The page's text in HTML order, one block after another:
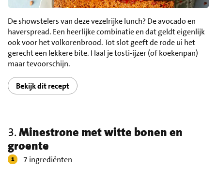
De showstelers van deze vezelrijke lunch? De avocado en
haverspread. Een heerlijke combinatie en dat geldt eigenlijk
ook voor het volkorenbrood. Tot slot geeft de rode ui het
gerecht een lekkere bite. Haal je tosti-ijzer (of koekenpan)
maar tevoorschijn.
Bekijk dit recept
3.Minestrone met witte bonen en
groente
7 ingrediënten